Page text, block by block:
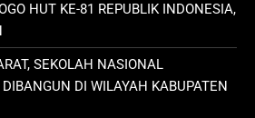
HUT KE-81 REPUBLIK INDONESIA,
SEKOLAH NASIONAL
DI WILAYAH KABUPATEN